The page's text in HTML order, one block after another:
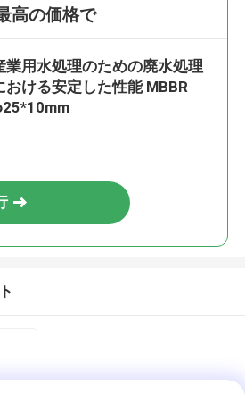
高の価格で
業用水処理のための廃水処理
おける安定した性能 MBBR